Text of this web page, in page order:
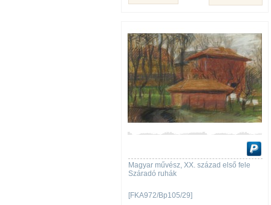
Magyar művész, XX. század első fele
Száradó ruhák
[FKA972/Bp105/29]